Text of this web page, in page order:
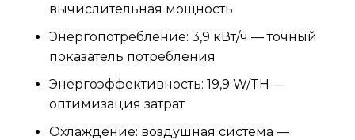
вычислительная мощность
Энергопотребление: 3,9 кВт/ч — точный
показатель потребления
Энергоэффективность: 19,9 W/TH —
оптимизация затрат
Охлаждение: воздушная система —